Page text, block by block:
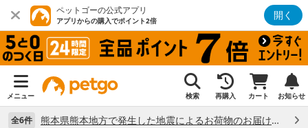
ペットゴーの公式アプリ
アプリからの購入でポイント2倍 開く
メニュー 検索 再購入 カート お知らせ
全6件 熊本県熊本地方で発生した地震によるお荷物のお届け状況について （7/28）